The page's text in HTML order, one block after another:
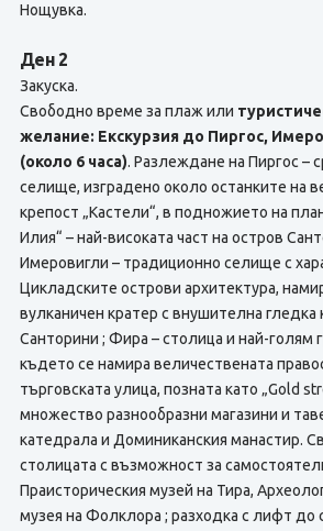
Нощувка.
Ден 2
Закуска.
Свободно време за плаж или
желание: Екскурзия до Пиргос,
(около 6 часа). Разлеждане на Пиргос –
селище, изградено около останките на
крепост „Кастели“, в подножието на
Илия“ – най-високата част на остров
Имеровигли – традиционно селище с
Цикладските острови архитектура,
вулканичен кратер с внушителна гледка
Санторини ; Фира – столица и най-голям
където се намира величественaта
търговската улица, позната като „Gold
множество разнообразни магазини и
катедрала и Доминиканския манастир.
столицата с възможност за
Праисторическия музей на Тира,
музея на Фолклора ; разходка с лифт до